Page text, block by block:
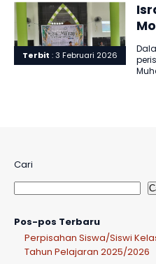
Terbit : 3 Februari 2026
Cari
Pos-pos Terbaru
Perpisahan Siswa/Siswi
Tahun Pelajaran 2025/2026